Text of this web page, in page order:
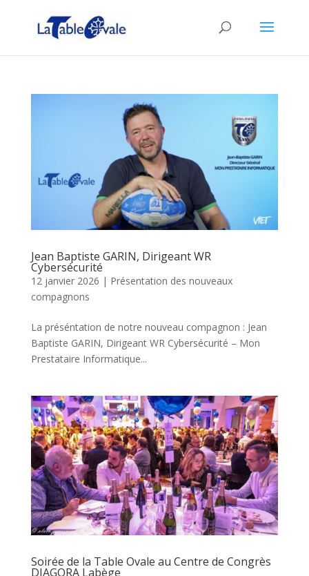
Jean Baptiste GARIN, Dirigeant WR
Cybersécurité
12 janvier 2026 | Présentation des nouveaux
compagnons
La préséntation de notre nouveau compagnon : Jean
Baptiste GARIN, Dirigeant WR Cybersécurité – Mon
Prestataire Informatique...
Soirée de la Table Ovale au Centre de Congrès
DIAGORA Labège